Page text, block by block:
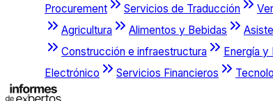
Procurement
Servicios de Traducción
Agricultura
Alimentos y Bebidas
Construcción e infraestructura
Energía y
Electrónico
Servicios Financieros